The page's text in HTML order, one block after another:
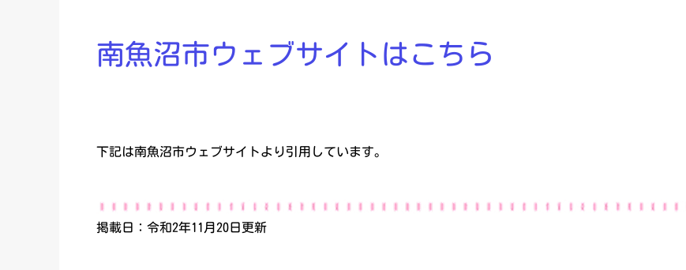
南魚沼市ウェブサイトはこちら
下記は南魚沼市ウェブサイトより引用しています。
掲載日：令和2年11月20日更新